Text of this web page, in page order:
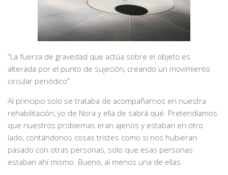
“La fuerza de gravedad que actúa sobre el objeto es
alterada por el punto de sujeción, creando un movimiento
circular periódico”
Al principio solo se trataba de acompañarnos en nuestra
rehabilitación, yo de Nora y ella de sabrá qué. Pretendíamos
que nuestros problemas eran ajenos y estaban en otro
lado, contándonos cosas tristes como si nos hubieran
pasado con otras personas, solo que esas personas
estaban ahí mismo. Bueno, al menos una de ellas.